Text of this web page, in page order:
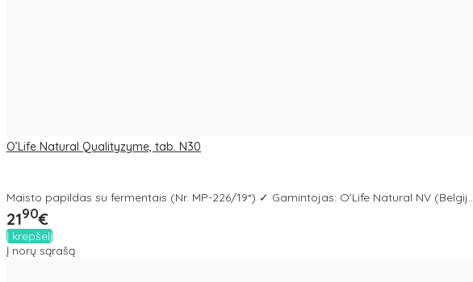
O’Life Natural Qualityzyme, tab. N30
Maisto papildas su fermentais (Nr. MP-226/19*) ✓ Gamintojas: O’Life Natural NV (Belgij..
2190€
Į krepšelį
Į norų sąrašą